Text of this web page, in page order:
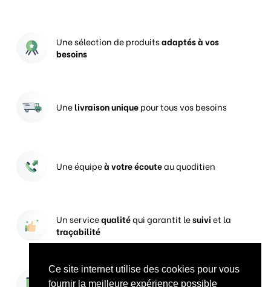
Ce site internet utilise des cookies pour vous
fournir la meilleure expérience possible
Une sélection de produitsadaptés à vos
besoins
Unelivraison uniquepour tous vos besoins
Une équipeà votre écouteau quoditien
Un servicequalitéqui garantit lesuiviet la
traçabilité
Vos prises de commandesouvertes 24h/24